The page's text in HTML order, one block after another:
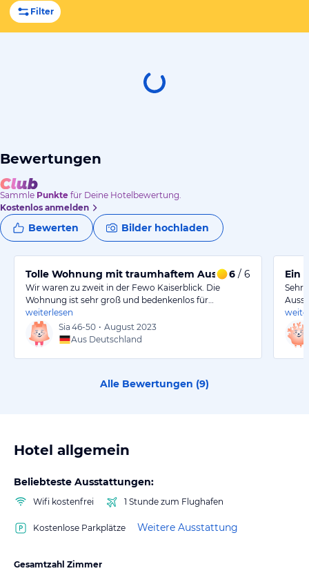
Filter
Bewertungen
Sammle Punkte für Deine Hotelbewertung.
Kostenlos anmelden
Bewerten Bilder hochladen
Tolle Wohnung mit traumhaftem Ausblick
6 / 6
Wir waren zu zweit in der Fewo Kaiserblick. Die
Wohnung ist sehr groß und bedenkenlos für…
weiterlesen
Sia 46-50 • August 2023
Aus Deutschland
Ein
Sehr
Alle Bewertungen (9)
Hotel allgemein
Beliebteste Ausstattungen:
Wifi kostenfrei 1 Stunde zum Flughafen
Kostenlose Parkplätze Weitere Ausstattung
Gesamtzahl Zimmer